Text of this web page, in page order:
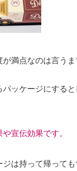
が満点なのは言う
ッケージにすると
宣伝効果です。
は持って帰って